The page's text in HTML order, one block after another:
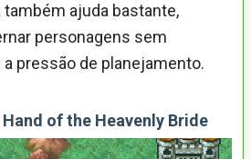
ajuda bastante,
personagens sem
pressão de planejamento.
of the Heavenly Bride